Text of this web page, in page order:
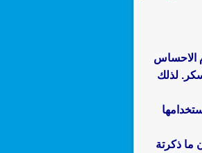
الاحساس
لذلك
ما ذكرتة